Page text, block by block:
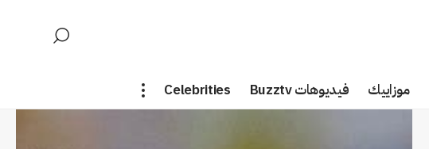
موزاييك فيديوهات Buzztv Celebrities